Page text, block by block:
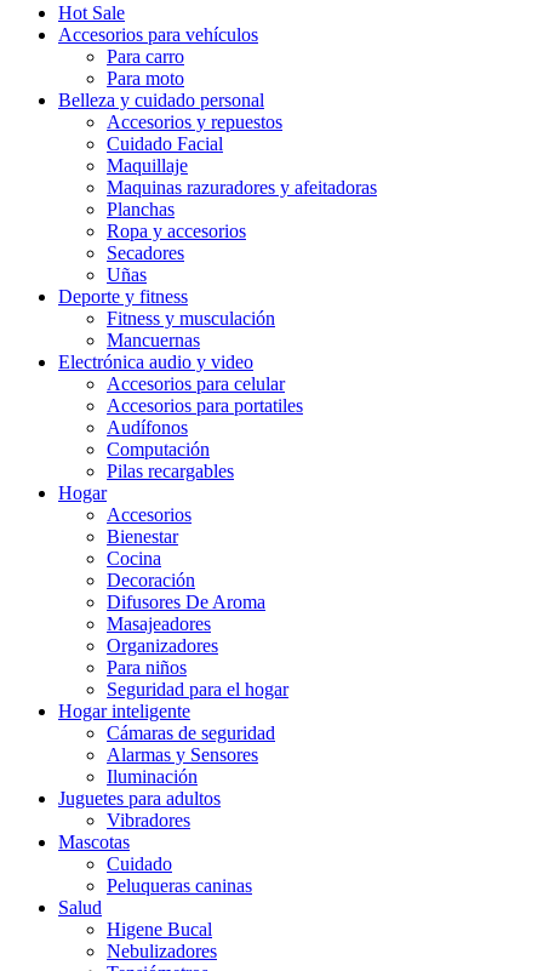
Hot Sale
Accesorios para vehículos
Para carro
Para moto
Belleza y cuidado personal
Accesorios y repuestos
Cuidado Facial
Maquillaje
Maquinas razuradores y afeitadoras
Planchas
Ropa y accesorios
Secadores
Uñas
Deporte y fitness
Fitness y musculación
Mancuernas
Electrónica audio y video
Accesorios para celular
Accesorios para portatiles
Audífonos
Computación
Pilas recargables
Hogar
Accesorios
Bienestar
Cocina
Decoración
Difusores De Aroma
Masajeadores
Organizadores
Para niños
Seguridad para el hogar
Hogar inteligente
Cámaras de seguridad
Alarmas y Sensores
Iluminación
Juguetes para adultos
Vibradores
Mascotas
Cuidado
Peluqueras caninas
Salud
Higene Bucal
Nebulizadores